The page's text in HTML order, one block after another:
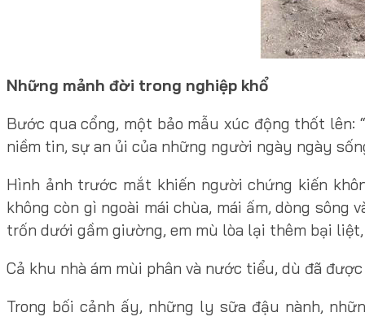
Những mảnh đời trong nghiệp khổ
Bước qua cổng, một bảo mẫu xúc động thốt
niềm tin, sự an ủi của những người ngày ngày
Hình ảnh trước mắt khiến người chứng kiến
không còn gì ngoài mái chùa, mái ấm, dòng
trốn dưới gầm giường, em mù lòa lại thêm bại
Cả khu nhà ám mùi phân và nước tiểu, dù đã
Trong bối cảnh ấy, những ly sữa đậu nành,